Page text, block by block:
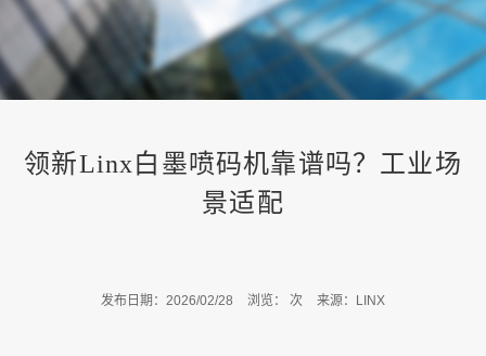
领新Linx白墨喷码机靠谱吗？工业场
景适配
发布日期：2026/02/28 浏览： 次 来源：LINX